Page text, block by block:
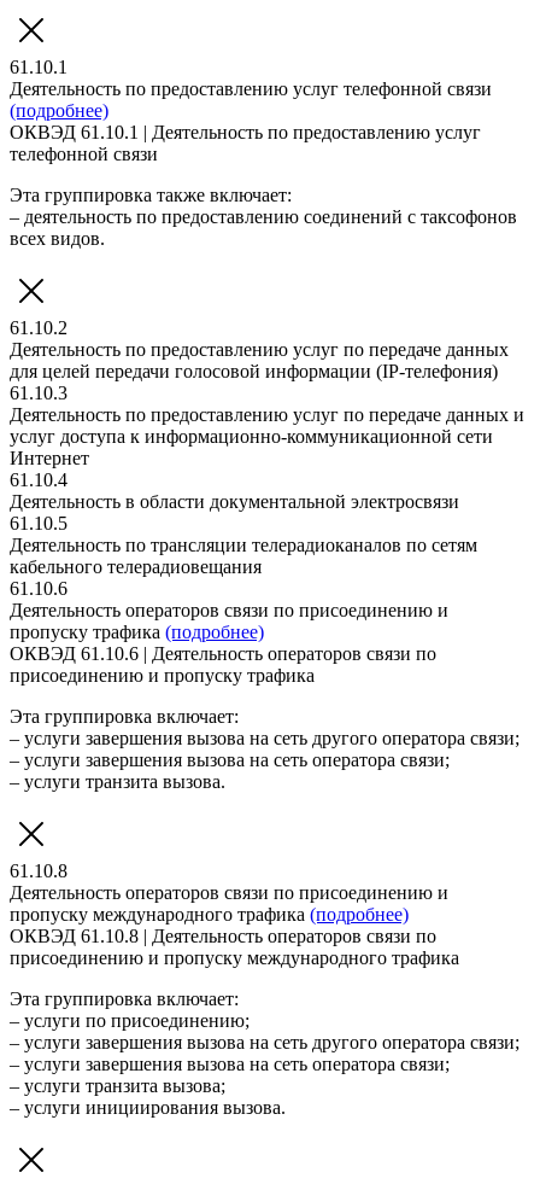
61.10.1
Деятельность по предоставлению услуг телефонной связи
(подробнее)
ОКВЭД 61.10.1 | Деятельность по предоставлению услуг
телефонной связи
Эта группировка также включает:
– деятельность по предоставлению соединений с таксофонов
всех видов.
61.10.2
Деятельность по предоставлению услуг по передаче данных
для целей передачи голосовой информации (IP-телефония)
61.10.3
Деятельность по предоставлению услуг по передаче данных и
услуг доступа к информационно-коммуникационной сети
Интернет
61.10.4
Деятельность в области документальной электросвязи
61.10.5
Деятельность по трансляции телерадиоканалов по сетям
кабельного телерадиовещания
61.10.6
Деятельность операторов связи по присоединению и
пропуску трафика (подробнее)
ОКВЭД 61.10.6 | Деятельность операторов связи по
присоединению и пропуску трафика
Эта группировка включает:
– услуги завершения вызова на сеть другого оператора связи;
– услуги завершения вызова на сеть оператора связи;
– услуги транзита вызова.
61.10.8
Деятельность операторов связи по присоединению и
пропуску международного трафика (подробнее)
ОКВЭД 61.10.8 | Деятельность операторов связи по
присоединению и пропуску международного трафика
Эта группировка включает:
– услуги по присоединению;
– услуги завершения вызова на сеть другого оператора связи;
– услуги завершения вызова на сеть оператора связи;
– услуги транзита вызова;
– услуги инициирования вызова.